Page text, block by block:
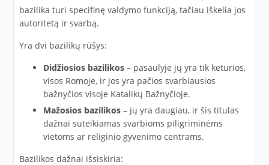
bazilika turi specifinę valdymo funkciją, tačiau iškelia jos
autoritetą ir svarbą.
Yra dvi bazilikų rūšys:
Didžiosios bazilikos– pasaulyje jų yra tik keturios,
visos Romoje, ir jos yra pačios svarbiausios
bažnyčios visoje Katalikų Bažnyčioje.
Mažosios bazilikos– jų yra daugiau, ir šis titulas
dažnai suteikiamas svarbioms piligriminėms
vietoms ar religinio gyvenimo centrams.
Bazilikos dažnai išsiskiria: